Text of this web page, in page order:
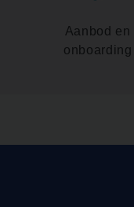
Aanbod en
onboarding